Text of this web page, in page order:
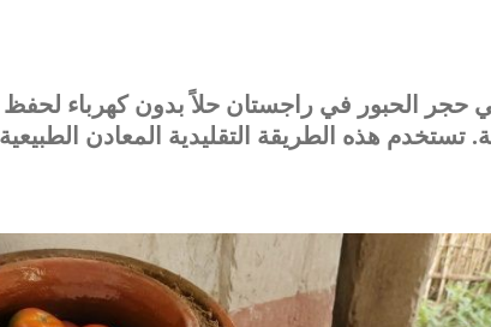
حجر الحبور في راجستان حلاً بدون كهرباء لحفظ
تستخدم هذه الطريقة التقليدية المعادن